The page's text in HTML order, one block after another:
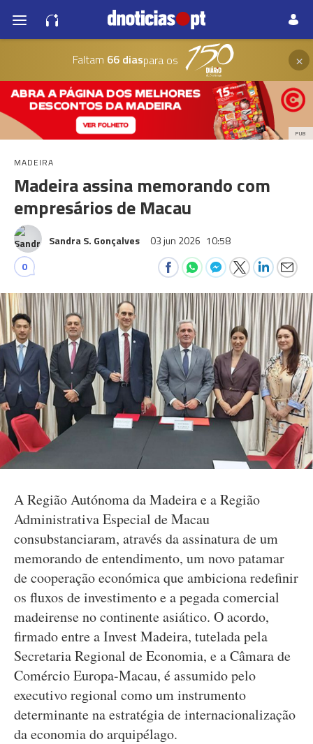
Faltam 66 diaspara os ×
PUB
MADEIRA
Madeira assina memorando com
empresários de Macau
Sandra S. Gonçalves 03 jun 2026 10:58
0
A Região Autónoma da Madeira e a Região
Administrativa Especial de Macau
consubstanciaram, através da assinatura de um
memorando de entendimento, um novo patamar
de cooperação económica que ambiciona redefinir
os fluxos de investimento e a pegada comercial
madeirense no continente asiático. O acordo,
firmado entre a Invest Madeira, tutelada pela
Secretaria Regional de Economia, e a Câmara de
Comércio Europa-Macau, é assumido pelo
executivo regional como um instrumento
determinante na estratégia de internacionalização
da economia do arquipélago.